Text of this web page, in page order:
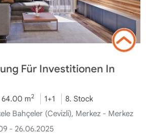
Für Investitionen In
64.00 m2 1+1
8. Stock
Bahçeler (Cevizli), Merkez - Merkez
- 26.06.2025